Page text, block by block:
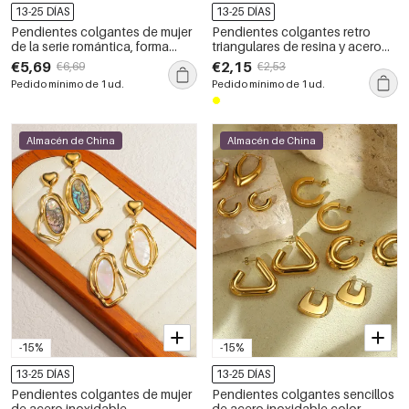
13-25 DÍAS
Pendientes colgantes de mujer
de la serie romántica, forma
irregular, acero inoxidable, color
dorado, resistentes al agua.
€5,69 €6,69
Pedido mínimo de 1 ud.
13-25 DÍAS
Pendientes colgantes retro
triangulares de resina y acero
inoxidable, impermeables, para
mujer.
€2,15 €2,53
Pedido mínimo de 1 ud.
-15%
Almacén de China
13-25 DÍAS
Pendientes colgantes de mujer
-15%
Almacén de China
13-25 DÍAS
Pendientes colgantes sencillos